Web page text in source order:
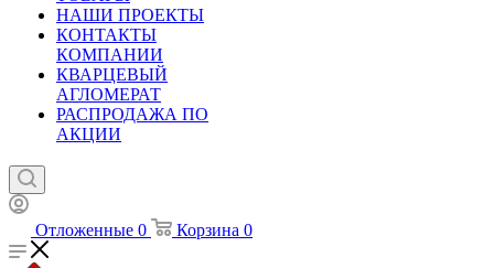
НАШИ ПРОЕКТЫ
КОНТАКТЫ
КОМПАНИИ
КВАРЦЕВЫЙ
АГЛОМЕРАТ
РАСПРОДАЖА ПО
АКЦИИ
Отложенные 0 Корзина 0